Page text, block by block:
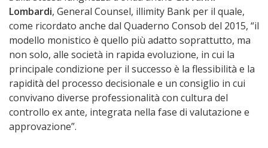
Lombardi, General Counsel, illimity Bank per il quale,
come ricordato anche dal Quaderno Consob del 2015, “il
modello monistico è quello più adatto soprattutto, ma
non solo, alle società in rapida evoluzione, in cui la
principale condizione per il successo è la flessibilità e la
rapidità del processo decisionale e un consiglio in cui
convivano diverse professionalità con cultura del
controllo ex ante, integrata nella fase di valutazione e
approvazione”.